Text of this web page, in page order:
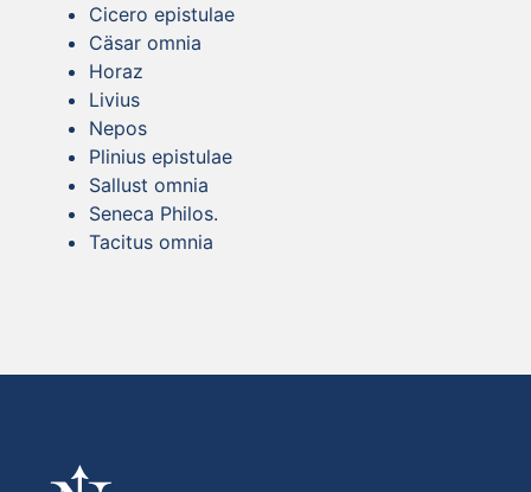
Cicero epistulae
Cäsar omnia
Horaz
Livius
Nepos
Plinius epistulae
Sallust omnia
Seneca Philos.
Tacitus omnia